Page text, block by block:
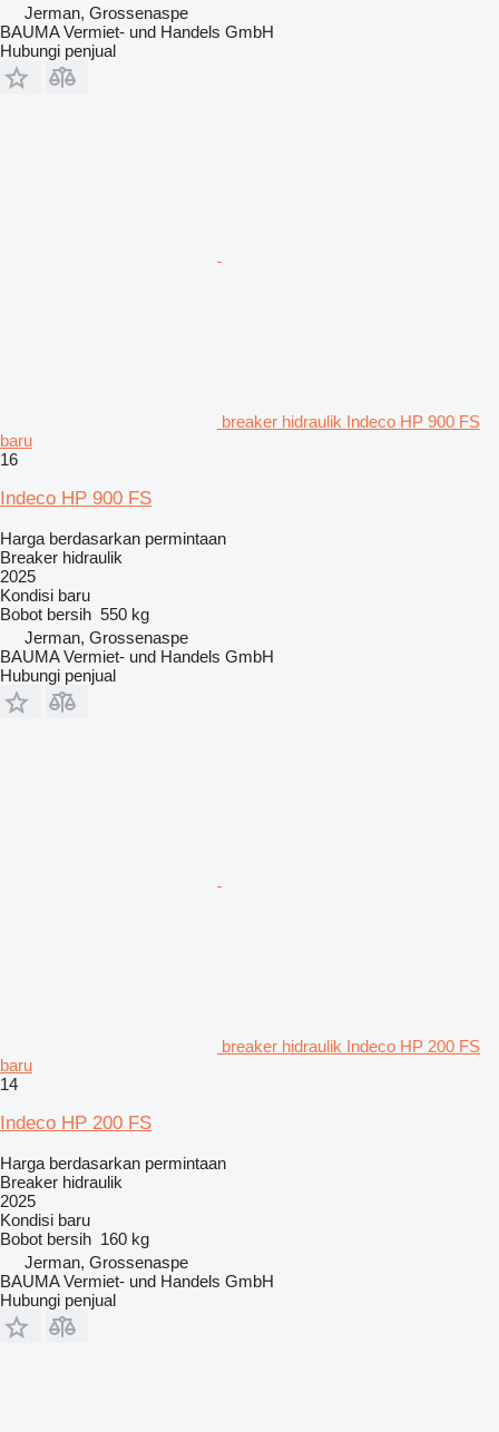
Jerman, Grossenaspe
BAUMA Vermiet- und Handels GmbH
Hubungi penjual
breaker hidraulik Indeco HP 900 FS
baru
16
Indeco HP 900 FS
Harga berdasarkan permintaan
Breaker hidraulik
2025
Kondisi baru
Bobot bersih 550 kg
Jerman, Grossenaspe
BAUMA Vermiet- und Handels GmbH
Hubungi penjual
breaker hidraulik Indeco HP 200 FS
baru
14
Indeco HP 200 FS
Harga berdasarkan permintaan
Breaker hidraulik
2025
Kondisi baru
Bobot bersih 160 kg
Jerman, Grossenaspe
BAUMA Vermiet- und Handels GmbH
Hubungi penjual